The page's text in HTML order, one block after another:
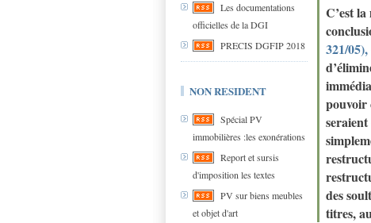
Les documentations
officielles de la DGI
PRECIS DGFIP 2018
NON RESIDENT
Spécial PV
immobilières :les exonérations
Report et sursis
d'imposition les textes
PV sur biens meubles
et objet d'art
C’est
321/05),
pouvoir
seraient
des
titres,